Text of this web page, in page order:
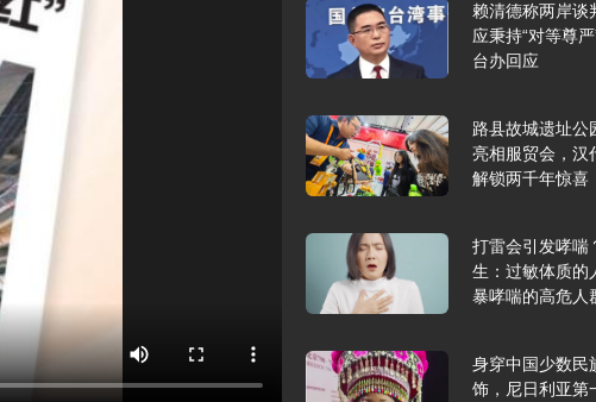
赖清德称两岸谈
应秉持“对等尊
台办回应
路县故城遗址公
亮相服贸会，汉
解锁两千年惊喜
打雷会引发哮喘
生：过敏体质的
暴哮喘的高危人
身穿中国少数民
饰，尼日利亚第